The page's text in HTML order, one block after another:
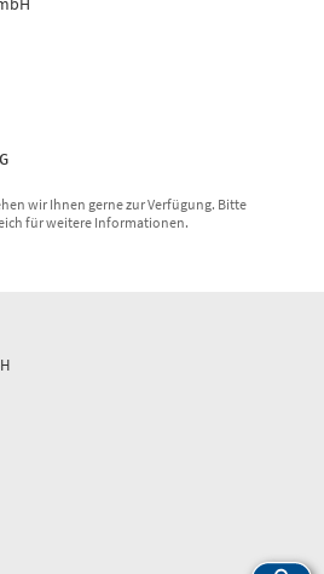
wir Ihnen gerne zur Verfügung. Bitte
für weitere Informationen.